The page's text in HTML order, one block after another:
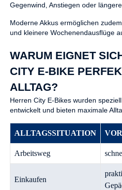
Gegenwind, Anstiegen oder
Moderne Akkus ermöglichen
und kleinere Wochenendausflüge
WARUM EIGNET
CITY E-BIKE
ALLTAG?
Herren City E-Bikes wurden
entwickelt und bieten maximale
ALLTAGSSITUATION
Arbeitsweg
Einkaufen